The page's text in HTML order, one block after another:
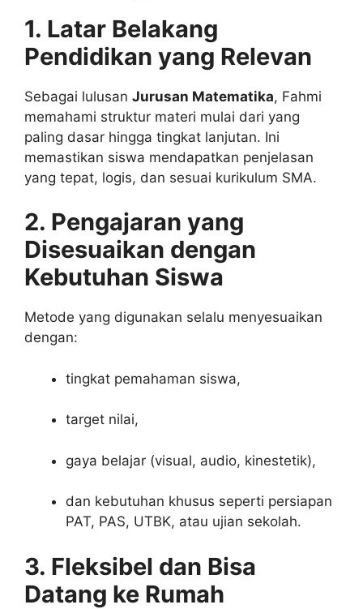
1. Latar Belakang
Pendidikan yang Relevan
Sebagai lulusan Jurusan Matematika, Fahmi
memahami struktur materi mulai dari yang
paling dasar hingga tingkat lanjutan. Ini
memastikan siswa mendapatkan penjelasan
yang tepat, logis, dan sesuai kurikulum SMA.
2. Pengajaran yang
Disesuaikan dengan
Kebutuhan Siswa
Metode yang digunakan selalu menyesuaikan
dengan:
tingkat pemahaman siswa,
target nilai,
gaya belajar (visual, audio, kinestetik),
dan kebutuhan khusus seperti persiapan
PAT, PAS, UTBK, atau ujian sekolah.
3. Fleksibel dan Bisa
Datang ke Rumah